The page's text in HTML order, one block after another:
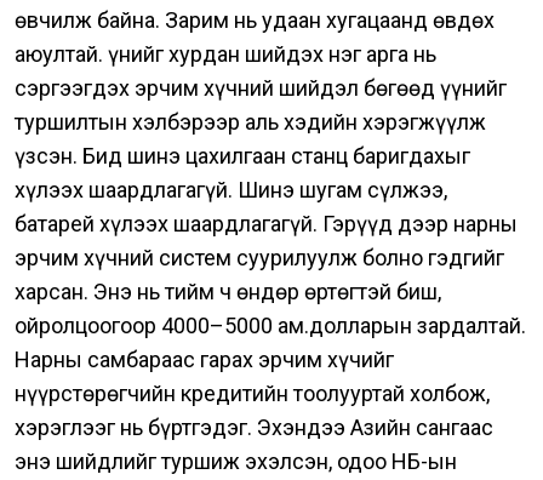
өвчилж байна. Зарим нь удаан хугацаанд өвдөх
аюултай. Үүнийг хурдан шийдэх нэг арга нь
сэргээгдэх эрчим хүчний шийдэл бөгөөд үүнийг
туршилтын хэлбэрээр аль хэдийн хэрэгжүүлж
үзсэн. Бид шинэ цахилгаан станц баригдахыг
хүлээх шаардлагагүй. Шинэ шугам сүлжээ,
батарей хүлээх шаардлагагүй. Гэрүүд дээр нарны
эрчим хүчний систем суурилуулж болно гэдгийг
харсан. Энэ нь тийм ч өндөр өртөгтэй биш,
ойролцоогоор 4000–5000 ам.долларын зардалтай.
Нарны самбараас гарах эрчим хүчийг
нүүрстөрөгчийн кредитийн тоолууртай холбож,
хэрэглээг нь бүртгэдэг. Эхэндээ Азийн сангаас
энэ шийдлийг туршиж эхэлсэн, одоо НҮБ-ын